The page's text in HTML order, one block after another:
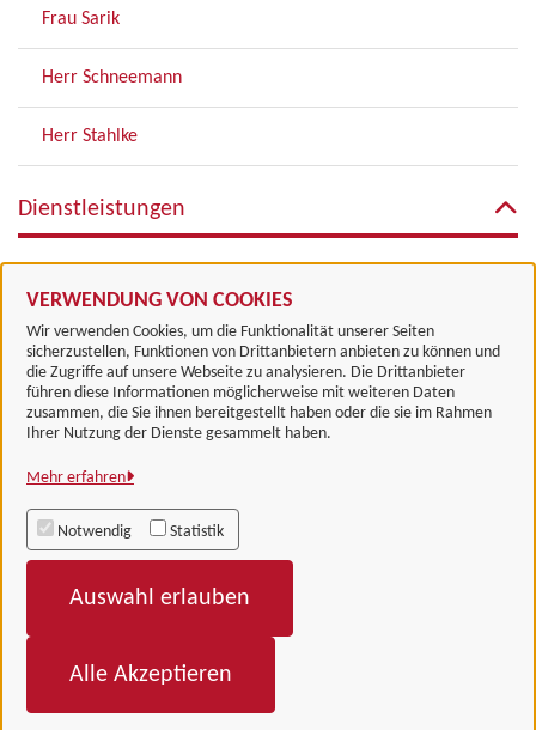
VERWENDUNG VON COOKIES
Wir verwenden Cookies, um die Funktionalität unserer Seiten
sicherzustellen, Funktionen von Drittanbietern anbieten zu können und
die Zugriffe auf unsere Webseite zu analysieren. Die Drittanbieter
führen diese Informationen möglicherweise mit weiteren Daten
zusammen, die Sie ihnen bereitgestellt haben oder die sie im Rahmen
Ihrer Nutzung der Dienste gesammelt haben.
Mehr erfahren
Notwendig Statistik
Auswahl erlauben
Alle Akzeptieren
Frau Sarik
Herr Schneemann
Herr Stahlke
Dienstleistungen
Landkreis Göttingen
Alle Rechte vorbehalten
Barrierefreiheit